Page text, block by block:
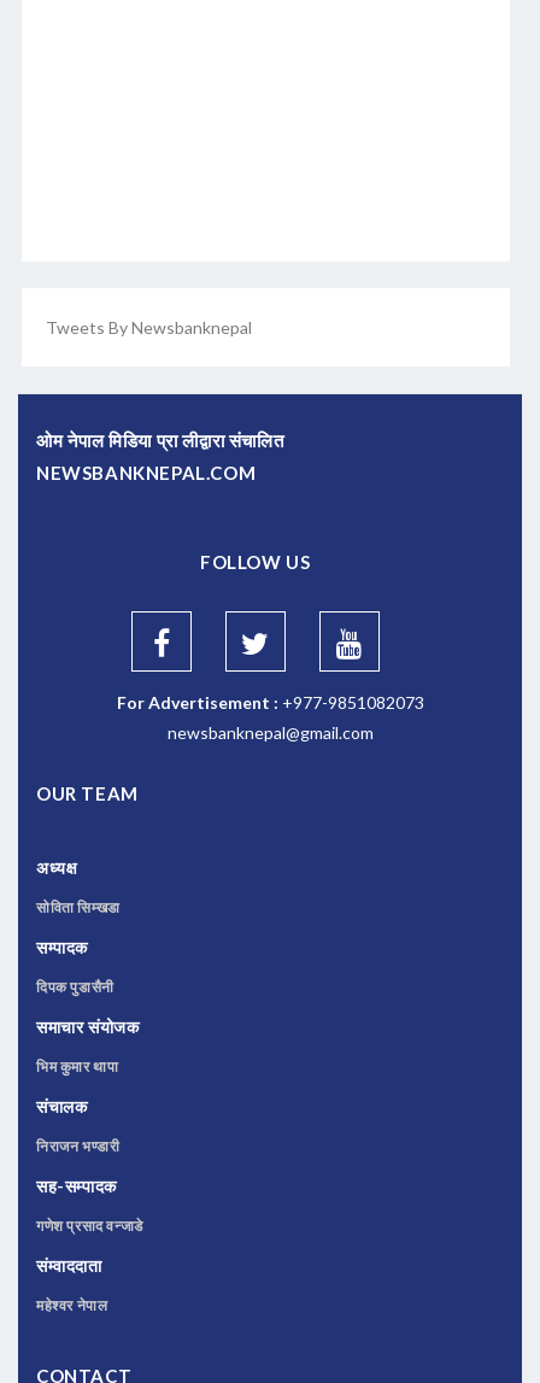
Tweets By Newsbanknepal
ओम नेपाल मिडिया प्रा लीद्वारा संचालित
NEWSBANKNEPAL.COM
FOLLOW US
For Advertisement : +977-9851082073
newsbanknepal@gmail.com
OUR TEAM
अध्यक्ष
सोविता सिम्खडा
सम्पादक
दिपक पुडासैनी
समाचार संयोजक
भिम कुमार थापा
संचालक
निराजन भण्डारी
सह-सम्पादक
गणेश प्रसाद वन्जाडे
संम्वाददाता
महेश्वर नेपाल
CONTACT